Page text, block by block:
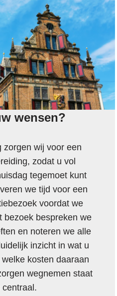
wensen?
zorgen wij voor een
zodat u vol
tegemoet kunt
we tijd voor een
voordat we
bezoek bespreken we
en noteren we alle
inzicht in wat u
kosten daaraan
wegnemen staat
centraal.